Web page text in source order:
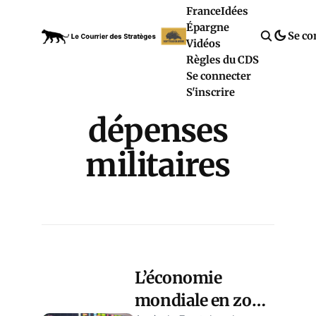
FranceIdées
Épargne
Vidéos
Règles du CDS
Se connecter
S'inscrire
Se
dépenses
militaires
L’économie
mondiale en zone